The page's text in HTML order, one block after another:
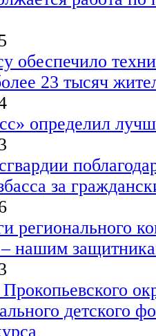
обеспечило
23 тысяч
определил
за
регионального
– нашим
детского